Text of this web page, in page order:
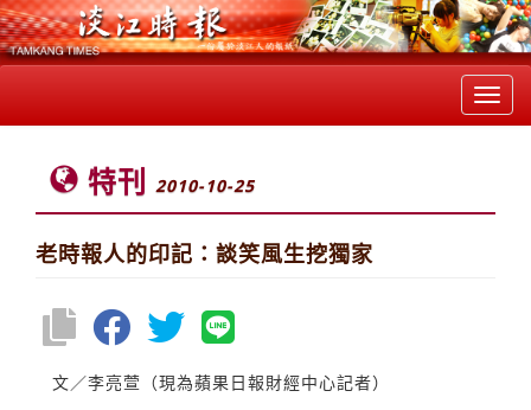
特刊 2010-10-25
老時報人的印記：談笑風生挖獨家
文／李亮萱（現為蘋果日報財經中心記者）